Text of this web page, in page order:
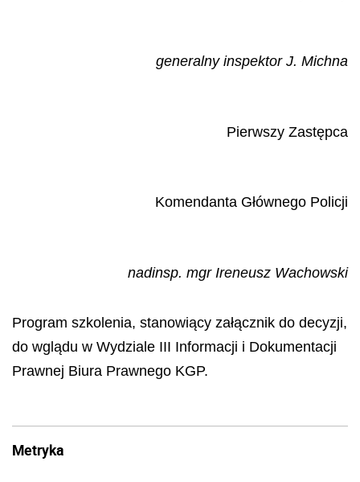
generalny inspektor J. Michna
Pierwszy Zastępca
Komendanta Głównego Policji
nadinsp. mgr Ireneusz Wachowski
Program szkolenia, stanowiący załącznik do decyzji,
do wglądu w Wydziale III Informacji i Dokumentacji
Prawnej Biura Prawnego KGP.
Metryka